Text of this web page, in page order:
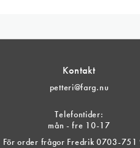
Kontakt
petteri@farg.nu
Telefontider:
mån - fre 10-17
För order frågor Fredrik 0703-751